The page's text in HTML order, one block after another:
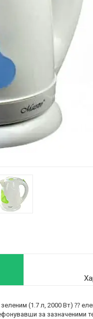
(1.7 л, 2000 Вт) ⁇
за зазначеними